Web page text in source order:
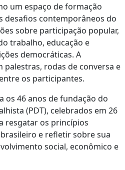
um espaço de formação
desafios contemporâneos do
sobre participação popular,
trabalho, educação e
democráticas. A
rodas de conversa e
os participantes.
os 46 anos de fundação do
(PDT), celebrados em 26
resgatar os princípios
e refletir sobre sua
social, econômico e